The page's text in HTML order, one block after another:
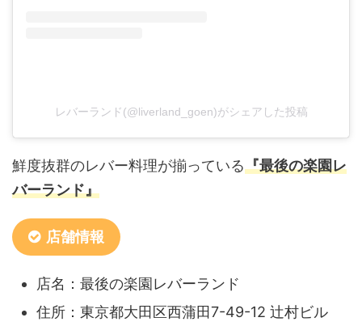
レバーランド(@liverland_goen)がシェアした投稿
鮮度抜群のレバー料理が揃っている『最後の楽園レ
バーランド』
店舗情報
店名：最後の楽園レバーランド
住所：東京都大田区西蒲田7-49-12 辻村ビル